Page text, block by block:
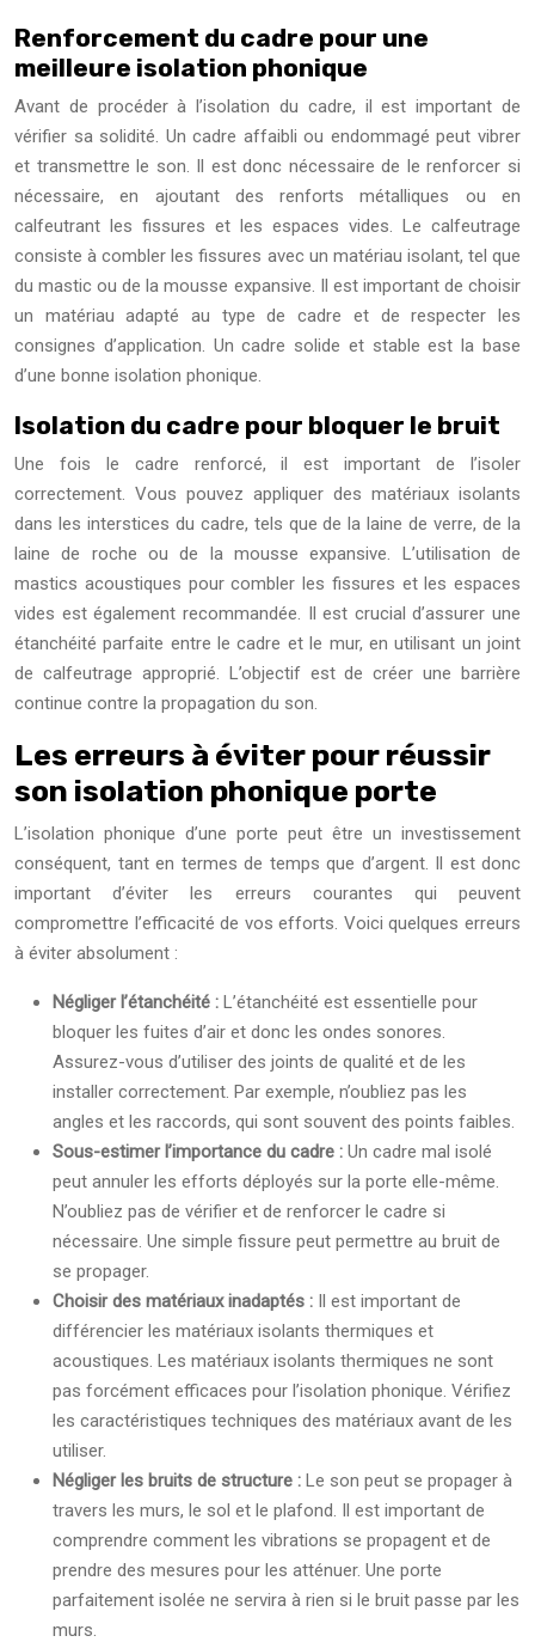
Renforcement du cadre pour une
meilleure isolation phonique
Avant de procéder à l’isolation du cadre, il est important de
vérifier sa solidité. Un cadre affaibli ou endommagé peut vibrer
et transmettre le son. Il est donc nécessaire de le renforcer si
nécessaire, en ajoutant des renforts métalliques ou en
calfeutrant les fissures et les espaces vides. Le calfeutrage
consiste à combler les fissures avec un matériau isolant, tel que
du mastic ou de la mousse expansive. Il est important de choisir
un matériau adapté au type de cadre et de respecter les
consignes d’application. Un cadre solide et stable est la base
d’une bonne isolation phonique.
Isolation du cadre pour bloquer le bruit
Une fois le cadre renforcé, il est important de l’isoler
correctement. Vous pouvez appliquer des matériaux isolants
dans les interstices du cadre, tels que de la laine de verre, de la
laine de roche ou de la mousse expansive. L’utilisation de
mastics acoustiques pour combler les fissures et les espaces
vides est également recommandée. Il est crucial d’assurer une
étanchéité parfaite entre le cadre et le mur, en utilisant un joint
de calfeutrage approprié. L’objectif est de créer une barrière
continue contre la propagation du son.
Les erreurs à éviter pour réussir
son isolation phonique porte
L’isolation phonique d’une porte peut être un investissement
conséquent, tant en termes de temps que d’argent. Il est donc
important d’éviter les erreurs courantes qui peuvent
compromettre l’efficacité de vos efforts. Voici quelques erreurs
à éviter absolument :
Négliger l’étanchéité : L’étanchéité est essentielle pour
bloquer les fuites d’air et donc les ondes sonores.
Assurez-vous d’utiliser des joints de qualité et de les
installer correctement. Par exemple, n’oubliez pas les
angles et les raccords, qui sont souvent des points faibles.
Sous-estimer l’importance du cadre : Un cadre mal isolé
peut annuler les efforts déployés sur la porte elle-même.
N’oubliez pas de vérifier et de renforcer le cadre si
nécessaire. Une simple fissure peut permettre au bruit de
se propager.
Choisir des matériaux inadaptés : Il est important de
différencier les matériaux isolants thermiques et
acoustiques. Les matériaux isolants thermiques ne sont
pas forcément efficaces pour l’isolation phonique. Vérifiez
les caractéristiques techniques des matériaux avant de les
utiliser.
Négliger les bruits de structure : Le son peut se propager à
travers les murs, le sol et le plafond. Il est important de
comprendre comment les vibrations se propagent et de
prendre des mesures pour les atténuer. Une porte
parfaitement isolée ne servira à rien si le bruit passe par les
murs.